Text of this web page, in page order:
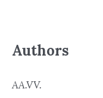
Authors
AA.VV.